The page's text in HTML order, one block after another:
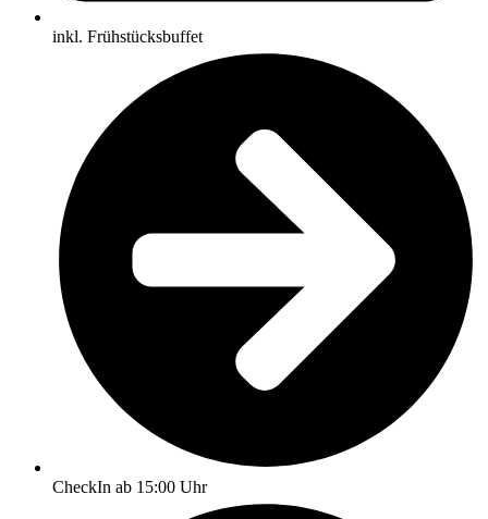
inkl. Frühstücksbuffet
CheckIn ab 15:00 Uhr